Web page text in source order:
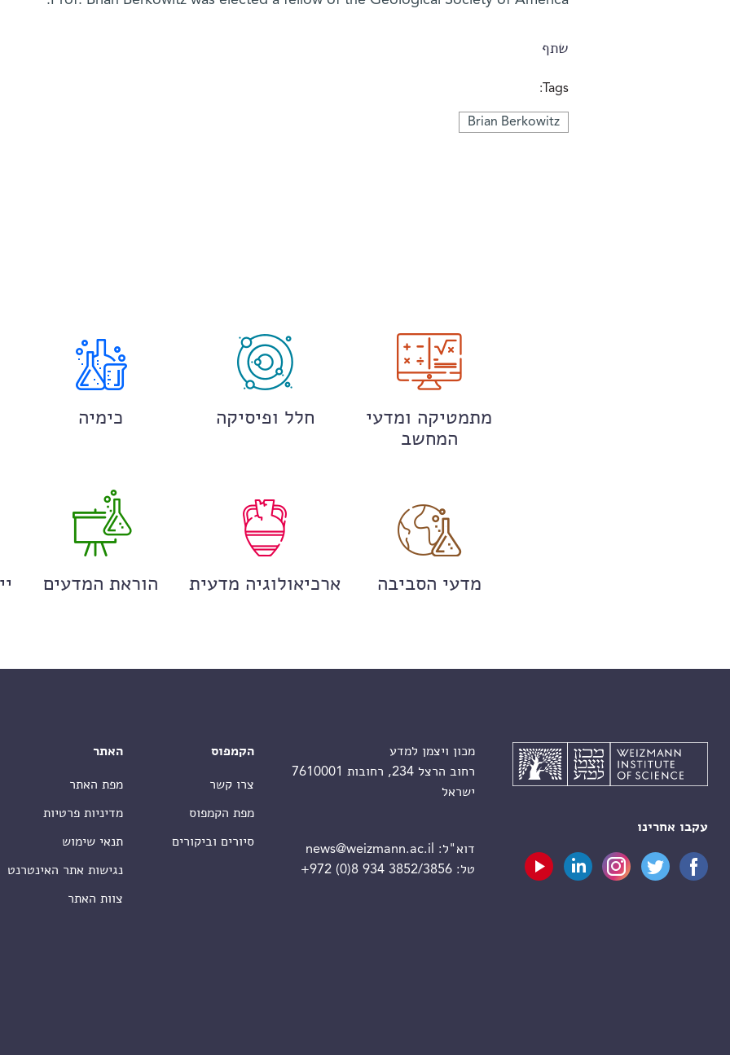
שתף
Tags:
Brian Berkowitz
מתמטיקה ומדעי
המחשב
חלל ופיסיקה כימיה
מדעי הסביבה ארכיאולוגיה מדעית הוראת המדעים
עקבו אחרינו
מכון ויצמן למדע
רחוב הרצל 234, רחובות 7610001
ישראל
דוא"ל: news@weizmann.ac.il
טל:+972 (0)8 934 3852/3856
הקמפוס
צרו קשר
מפת הקמפוס
סיורים וביקורים
האתר
מפת האתר
מדיניות פרטיות
תנאי שימוש
נגישות אתר האינטרנט
צוות האתר